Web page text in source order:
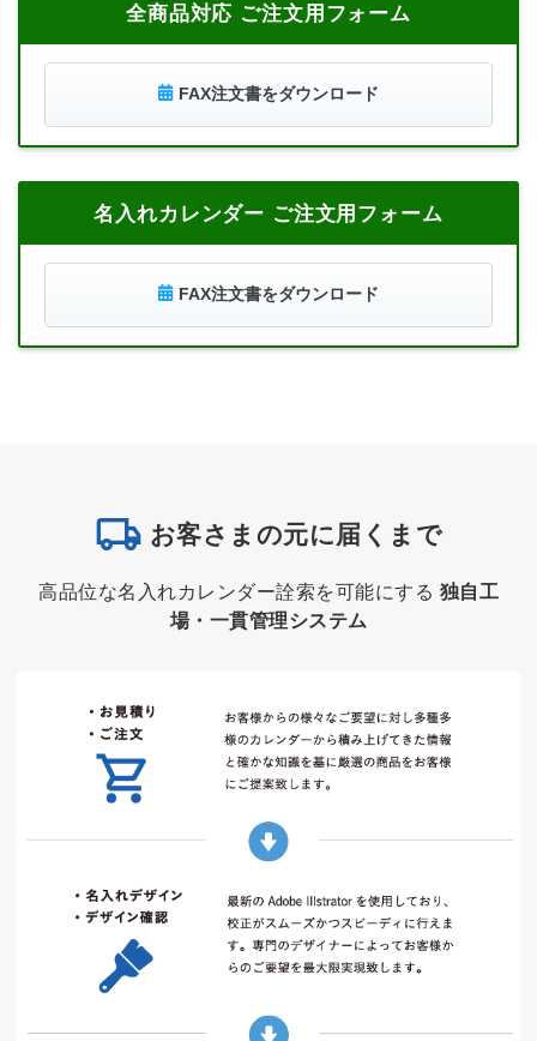
全商品対応 ご注文用フォーム
FAX注文書をダウンロード
名入れカレンダー ご注文用フォーム
FAX注文書をダウンロード
お客さまの元に届くまで
高品位な名入れカレンダー詮索を可能にする 独自工
場・一貫管理システム